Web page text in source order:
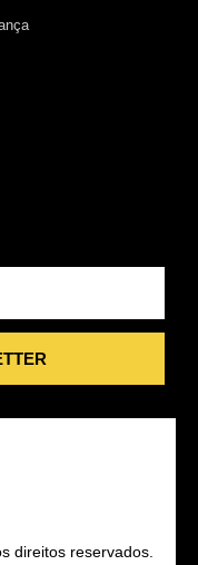
direitos reservados.